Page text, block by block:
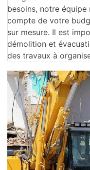
besoins, notre équipe
compte de votre
sur mesure. Il est
démolition et
des travaux à